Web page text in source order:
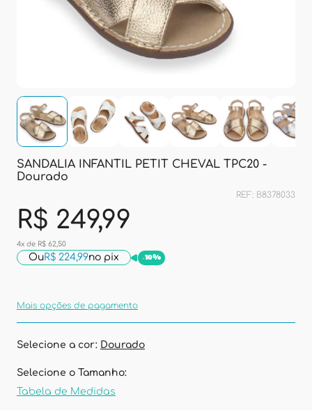
SANDALIA INFANTIL PETIT CHEVAL TPC20 -
Dourado
REF: B8378033
R$ 249,99
4x de R$ 62,50
OuR$ 224,99no pix -10%
Mais opções de pagamento
Selecione a cor: Dourado
Selecione o Tamanho:
Tabela de Medidas